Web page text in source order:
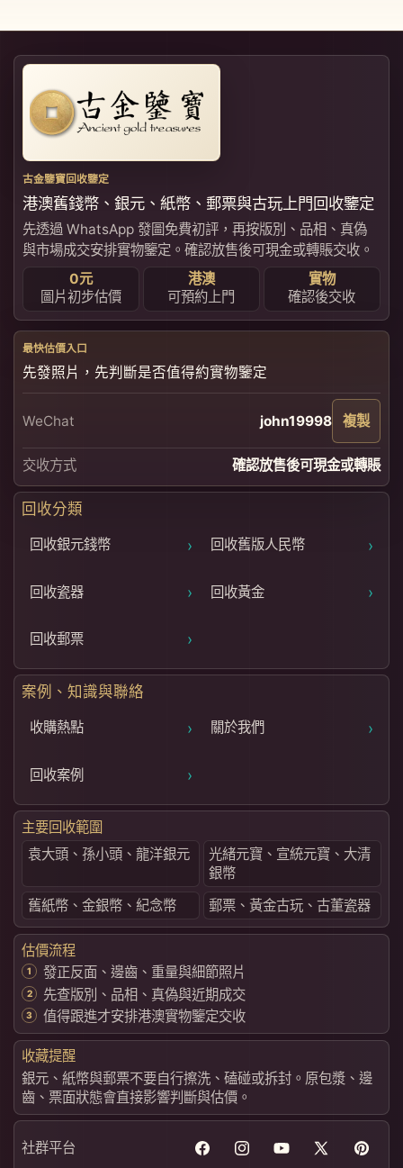
古金鑒寶回收鑒定
港澳舊錢幣、銀元、紙幣、郵票與古玩上門回收鑒定
先透過 WhatsApp 發圖免費初評，再按版別、品相、真偽
與市場成交安排實物鑒定。確認放售後可現金或轉賬交收。
0元
圖片初步估價
港澳
可預約上門
實物
確認後交收
最快估價入口
先發照片，先判斷是否值得約實物鑒定
WeChat john19998 複製
交收方式 確認放售後可現金或轉賬
回收分類
回收銀元錢幣 › 回收舊版人民幣 ›
回收瓷器 › 回收黃金 ›
回收郵票 ›
案例、知識與聯絡
收購熱點 › 關於我們 ›
回收案例 ›
主要回收範圍
袁大頭、孫小頭、龍洋銀元
光緒元寶、宣統元寶、大清
銀幣
舊紙幣、金銀幣、紀念幣
郵票、黃金古玩、古董瓷器
估價流程
發正反面、邊齒、重量與細節照片
先查版別、品相、真偽與近期成交
值得跟進才安排港澳實物鑒定交收
收藏提醒
銀元、紙幣與郵票不要自行擦洗、磕碰或拆封。原包漿、邊
齒、票面狀態會直接影響判斷與估價。
社群平台
FacebookInstagramYouTube
X